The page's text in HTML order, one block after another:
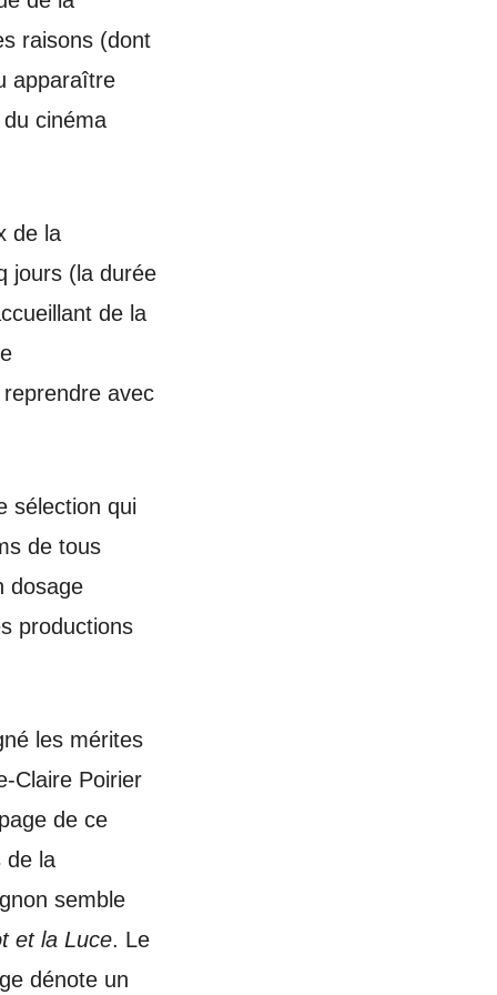
raisons (dont
apparaître
cinéma
de la
jours (la durée
de la
avec
sélection qui
de tous
dosage
productions
les mérites
Claire Poirier
de ce
de la
semble
et la Luce. Le
dénote un